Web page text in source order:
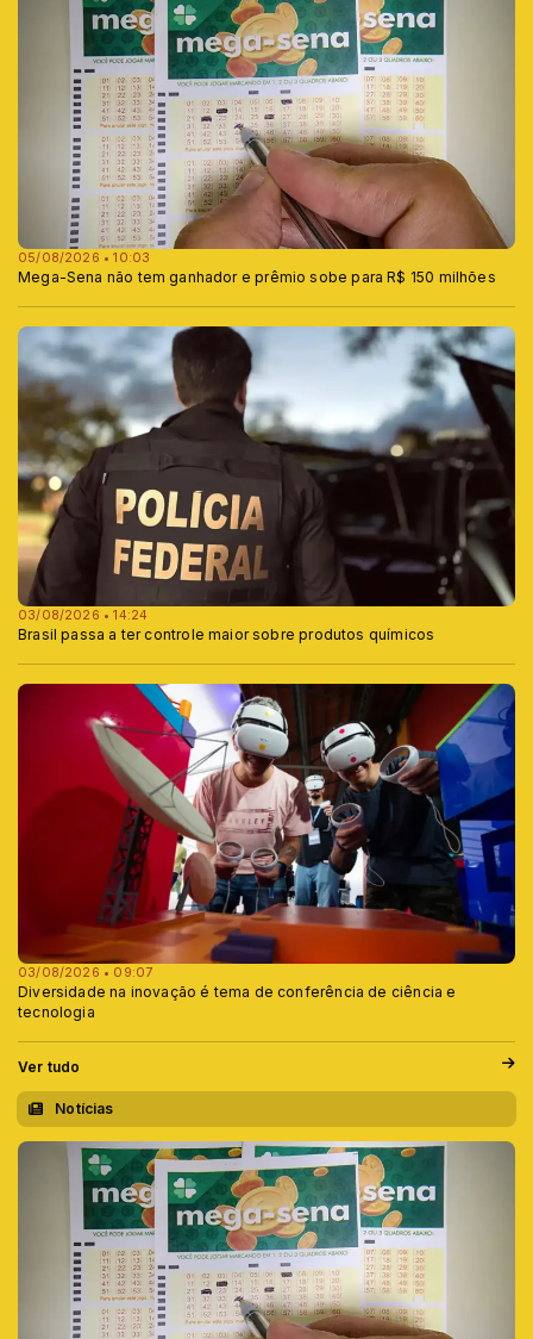
05/08/2026 • 10:03
Mega-Sena não tem ganhador e prêmio sobe para R$ 150 milhões
03/08/2026 • 14:24
Brasil passa a ter controle maior sobre produtos químicos
03/08/2026 • 09:07
Diversidade na inovação é tema de conferência de ciência e
tecnologia
Ver tudo
Notícias